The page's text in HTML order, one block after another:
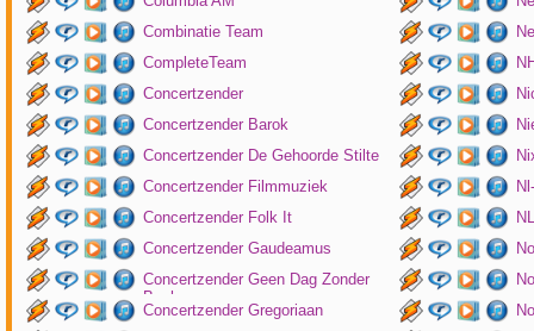
Combinatie Team
CompleteTeam
Concertzender
Concertzender Barok
Concertzender De Gehoorde Stilte
Concertzender Filmmuziek
Concertzender Folk It
Concertzender Gaudeamus
Concertzender Geen Dag Zonder
Bach
Concertzender Gregoriaan